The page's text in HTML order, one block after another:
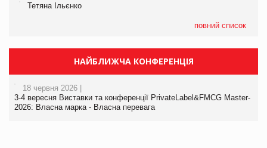
Тетяна Ільєнко
повний список
НАЙБЛИЖЧА КОНФЕРЕНЦІЯ
18 червня 2026 |
3-4 вересня Виставки та конференції PrivateLabel&FMCG Master-
2026: Власна марка - Власна перевага